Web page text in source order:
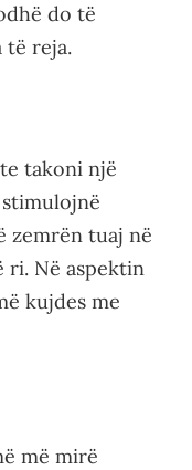
do të
të reja.
takoni një
zemrën tuaj në
ri. Në aspektin
kujdes me
më mirë